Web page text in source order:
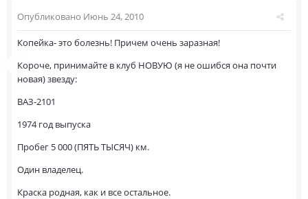
Опубликовано Июнь 24, 2010
Копейка- это болезнь! Причем очень заразная!
Короче, принимайте в клуб НОВУЮ (я не ошибся она почти
новая) звезду:
ВАЗ-2101
1974 год выпуска
Пробег 5 000 (ПЯТЬ ТЫСЯЧ) км.
Один владелец.
Краска родная, как и все остальное.